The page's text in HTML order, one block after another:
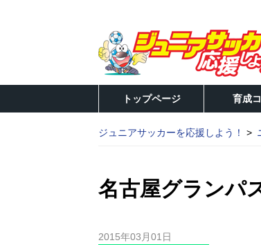
トップページ 育成
ジュニアサッカーを応援しよう！
名古屋グランパ
2015年03月01日